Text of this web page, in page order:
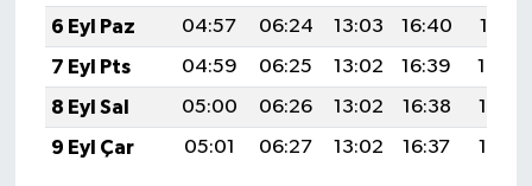
6 Eyl Paz
04:57 06:24 13:03 16:40
19:31
7 Eyl Pts
04:59 06:25 13:02 16:39
19:30
8 Eyl Sal
05:00 06:26 13:02 16:38
19:28
9 Eyl Çar
05:01 06:27 13:02 16:37 19:26